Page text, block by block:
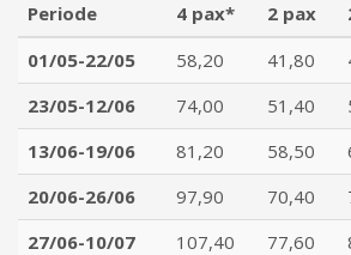
Periode 4 pax* 2 pax
01/05-22/05
58,20 41,80
23/05-12/06
74,00 51,40
13/06-19/06
81,20 58,50
20/06-26/06
97,90 70,40
27/06-10/07
107,40 77,60